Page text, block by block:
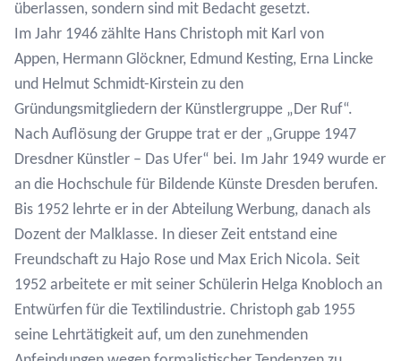
überlassen, sondern sind mit Bedacht gesetzt.
Im Jahr 1946 zählte Hans Christoph mit Karl von
Appen, Hermann Glöckner, Edmund Kesting, Erna Lincke
und Helmut Schmidt-Kirstein zu den
Gründungsmitgliedern der Künstlergruppe „Der Ruf“.
Nach Auflösung der Gruppe trat er der „Gruppe 1947
Dresdner Künstler – Das Ufer“ bei. Im Jahr 1949 wurde er
an die Hochschule für Bildende Künste Dresden berufen.
Bis 1952 lehrte er in der Abteilung Werbung, danach als
Dozent der Malklasse. In dieser Zeit entstand eine
Freundschaft zu Hajo Rose und Max Erich Nicola. Seit
1952 arbeitete er mit seiner Schülerin Helga Knobloch an
Entwürfen für die Textilindustrie. Christoph gab 1955
seine Lehrtätigkeit auf, um den zunehmenden